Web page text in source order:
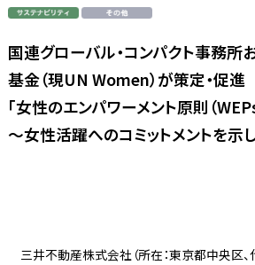
国連グローバル・コンパクト事務所
基金（現UN Women）が策定・促進
「女性のエンパワーメント原則（
～女性活躍へのコミットメントを示
三井不動産株式会社（所在：東京都中央区、